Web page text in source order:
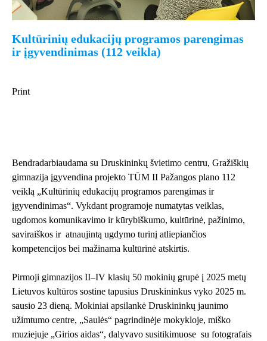
Kultūrinių edukacijų programos parengimas
ir įgyvendinimas (112 veikla)
Print
Bendradarbiaudama su Druskininkų švietimo centru, Gražiškių
gimnazija įgyvendina projekto TŪM II Pažangos plano 112
veiklą „Kultūrinių edukacijų programos parengimas ir
įgyvendinimas“. Vykdant programoje numatytas veiklas,
ugdomos komunikavimo ir kūrybiškumo, kultūrinė, pažinimo,
saviraiškos ir atnaujintą ugdymo turinį atliepiančios
kompetencijos bei mažinama kultūrinė atskirtis.
Pirmoji gimnazijos II–IV klasių 50 mokinių grupė į 2025 metų
Lietuvos kultūros sostine tapusius Druskininkus vyko 2025 m.
sausio 23 dieną. Mokiniai apsilankė Druskininkų jaunimo
užimtumo centre, „Saulės“ pagrindinėje mokykloje, miško
muziejuje „Girios aidas“, dalyvavo susitikimuose su fotografais